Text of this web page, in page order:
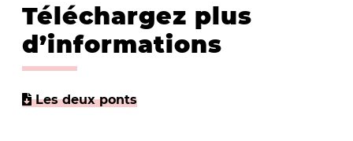
Téléchargez plus
d’informations
Les deux ponts